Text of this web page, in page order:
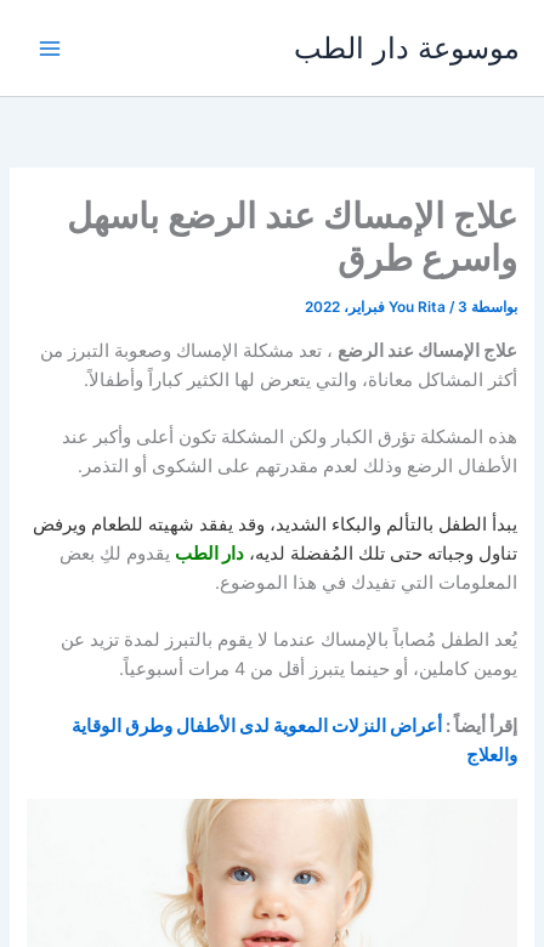
المحتوى
موسوعة دار الطب
علاج الإمساك عند الرضع باسهل
واسرع طرق
بواسطة You Rita /3 فبراير، 2022
علاج الإمساك عند الرضع ، تعد مشكلة الإمساك وصعوبة التبرز من
أكثر المشاكل معاناة، والتي يتعرض لها الكثير كباراً وأطفالاً.
هذه المشكلة تؤرق الكبار ولكن المشكلة تكون أعلى وأكبر عند
الأطفال الرضع وذلك لعدم مقدرتهم على الشكوى أو التذمر.
يبدأ الطفل بالتألم والبكاء الشديد، وقد يفقد شهيته للطعام ويرفض
تناول وجباته حتى تلك المُفضلة لديه، دار الطب يقدوم لكِ بعض
المعلومات التي تفيدك في هذا الموضوع.
يُعد الطفل مُصاباً بالإمساك عندما لا يقوم بالتبرز لمدة تزيد عن
يومين كاملين، أو حينما يتبرز أقل من 4 مرات أسبوعياً.
إقرأ أيضاً : أعراض النزلات المعوية لدى الأطفال وطرق الوقاية
والعلاج